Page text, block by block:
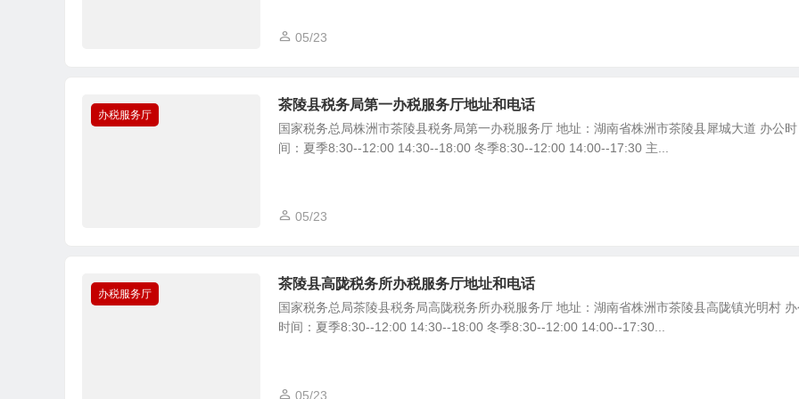
05/23
办税服务厅
茶陵县税务局第一办税服务厅地址和电话
国家税务总局株洲市茶陵县税务局第一办税服务厅 地址：湖南省株洲市茶陵县犀城大道 办公时
间：夏季8:30--12:00 14:30--18:00 冬季8:30--12:00 14:00--17:30 主...
05/23
办税服务厅
茶陵县高陇税务所办税服务厅地址和电话
国家税务总局茶陵县税务局高陇税务所办税服务厅 地址：湖南省株洲市茶陵县高陇镇光明村
时间：夏季8:30--12:00 14:30--18:00 冬季8:30--12:00 14:00--17:30...
05/23